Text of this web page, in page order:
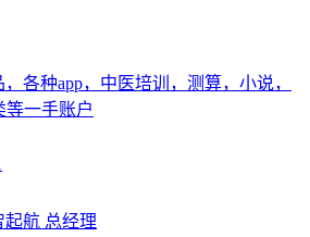
各种app，中医培训，测算，小说，
一手账户
起航 总经理